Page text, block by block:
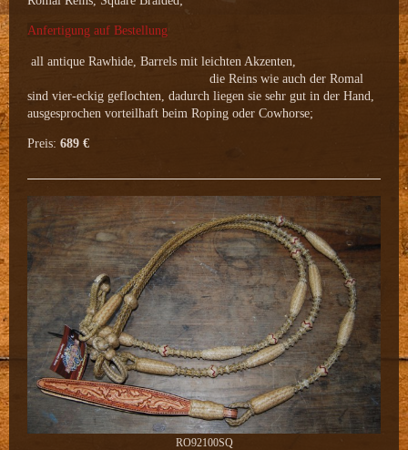
Anfertigung auf Bestellung
all antique Rawhide, Barrels mit leichten Akzenten,
die Reins wie auch der Romal
sind vier-eckig geflochten, dadurch liegen sie sehr gut in der Hand,
ausgesprochen vorteilhaft beim Roping oder Cowhorse;
Preis: 689 €
RO92100SQ